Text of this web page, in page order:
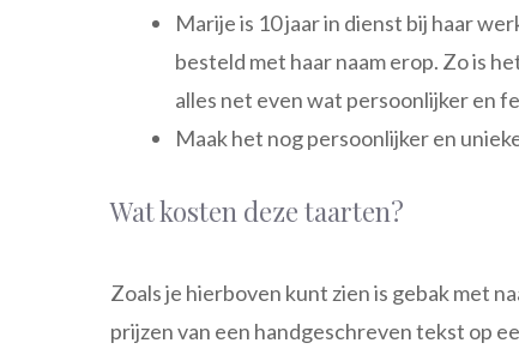
Marije is 10 jaar in dienst bij haar
besteld met haar naam erop. Zo is
alles net even wat persoonlijker en
Maak het nog persoonlijker en
Wat kosten deze taarten?
Zoals je hierboven kunt zien is gebak met
prijzen van een handgeschreven tekst op